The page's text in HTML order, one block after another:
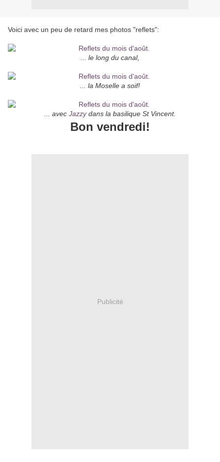
Voici avec un peu de retard mes photos "reflets":
... le long du canal,
... la Moselle a soif!
... avec Jazzydans la basilique St Vincent.
Bon vendredi!
Publicité